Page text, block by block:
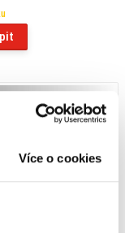
Více o cookies